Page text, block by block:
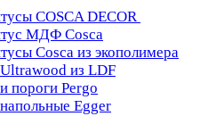
COSCA DECOR
МДФ Cosca
Cosca из экополимера
из LDF
пороги Pergo
Egger